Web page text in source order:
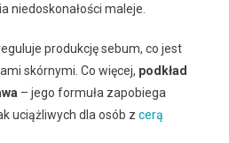
niedoskonałości maleje.
produkcję sebum, co jest
skórnymi. Co więcej, podkład
– jego formuła zapobiega
uciążliwych dla osób z cerą